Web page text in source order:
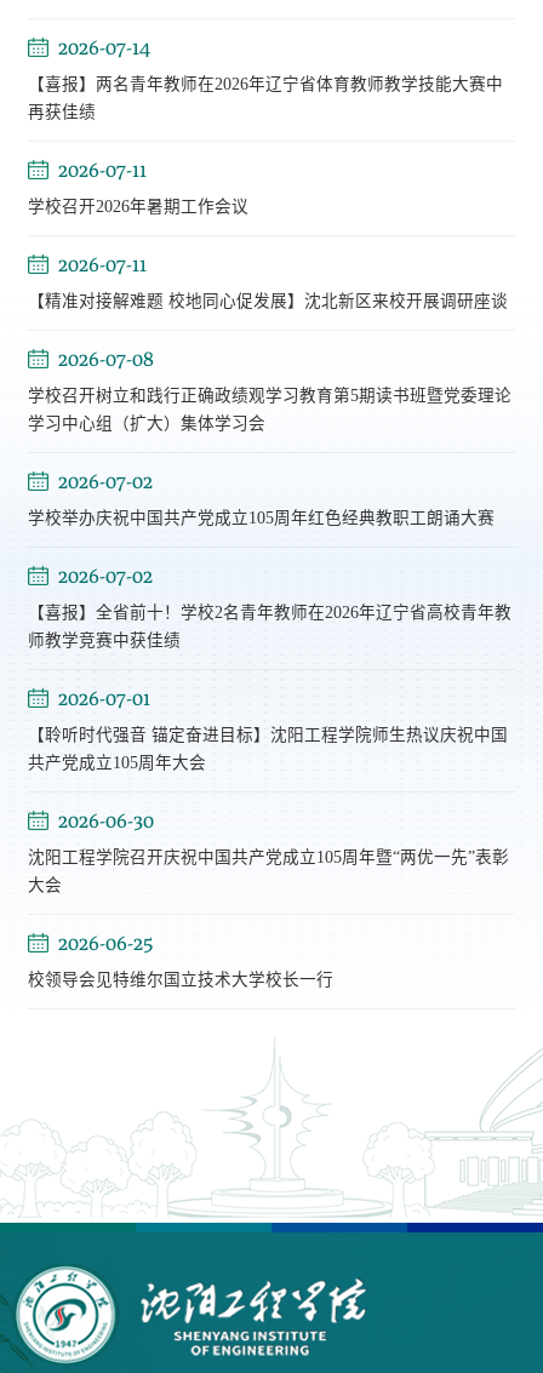
2026-07-14
【喜报】两名青年教师在2026年辽宁省体育教师教学技能大赛中
再获佳绩
2026-07-11
学校召开2026年暑期工作会议
2026-07-11
【精准对接解难题 校地同心促发展】沈北新区来校开展调研座谈
2026-07-08
学校召开树立和践行正确政绩观学习教育第5期读书班暨党委理论
学习中心组（扩大）集体学习会
2026-07-02
学校举办庆祝中国共产党成立105周年红色经典教职工朗诵大赛
2026-07-02
【喜报】全省前十！学校2名青年教师在2026年辽宁省高校青年教
师教学竞赛中获佳绩
2026-07-01
【聆听时代强音 锚定奋进目标】沈阳工程学院师生热议庆祝中国
共产党成立105周年大会
2026-06-30
沈阳工程学院召开庆祝中国共产党成立105周年暨“两优一先”表彰
大会
2026-06-25
校领导会见特维尔国立技术大学校长一行